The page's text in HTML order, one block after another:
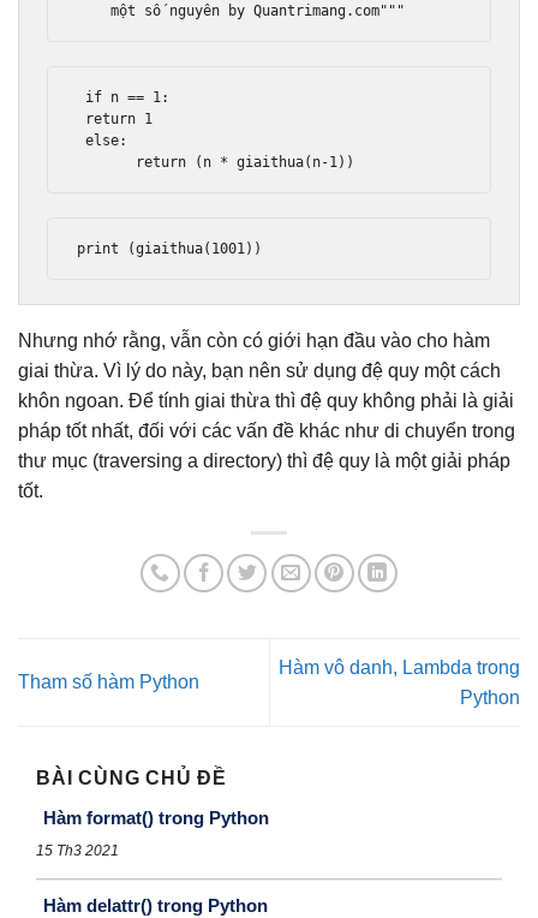
    một số nguyên by Quantrimang.com"""
if n == 1:
return 1
else:
return
( n * giaithua( n-1))
print (giaithua( 1001))
Nhưng nhớ rằng, vẫn còn có giới hạn đầu vào cho hàm
giai thừa. Vì lý do này, bạn nên sử dụng đệ quy một cách
khôn ngoan. Để tính giai thừa thì đệ quy không phải là giải
pháp tốt nhất, đối với các vấn đề khác như di chuyển trong
thư mục (traversing a directory) thì đệ quy là một giải pháp
tốt.
Tham số hàm Python
Hàm vô danh, Lambda trong
Python
BÀI CÙNG CHỦ ĐỀ
Hàm format() trong Python
15 Th3 2021
Hàm delattr() trong Python